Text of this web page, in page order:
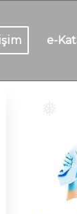
e-